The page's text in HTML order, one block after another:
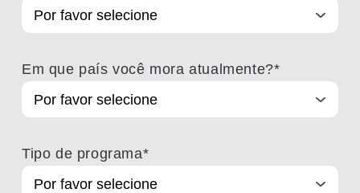
Em que país você mora atualmente?*
Tipo de programa*